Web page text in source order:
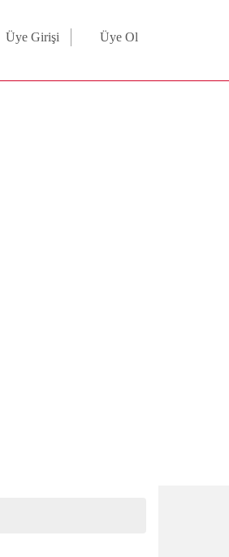
Üye Girişi Üye Ol